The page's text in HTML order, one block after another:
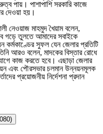
পায়। পাশাপাশি সরকারি কাজে
দেওয়া হয়।
নেওয়াজ মাহমুদ খৈয়াম বলেন,
গড়ে তুলতে আমাদের সবাইকে
কর্মকাণ্ডের সুফল যেন জেলার প্রতিটি
আরও বলেন, মাদকের বিস্তার রোধে
কাজ করতে হবে। এছাড়া জেলার
এবং পৌরসভার চলমান উন্নয়নমূলক
প্রয়োজনীয় নির্দেশনা প্রদান